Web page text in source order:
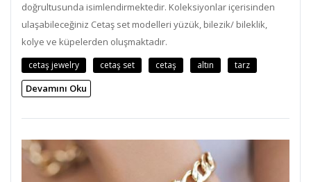
doğrultusunda isimlendirmektedir. Koleksiyonlar içerisinden
ulaşabileceğiniz Cetaş set modelleri yüzük, bilezik/ bileklik,
kolye ve küpelerden oluşmaktadır.
cetaş jewelry cetaş set cetaş altın tarz
Devamını Oku